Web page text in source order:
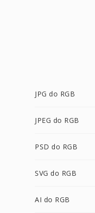
JPG do RGB
JPEG do RGB
PSD do RGB
SVG do RGB
AI do RGB